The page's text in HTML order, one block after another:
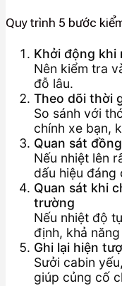
Quy trình 5 bước
Khởi động khi
Nên kiểm tra
đỗ lâu.
Theo dõi thời
So sánh với
chính xe bạn,
Quan sát
Nếu nhiệt lên
dấu hiệu đáng
Quan sát khi
trường
Nếu nhiệt độ
định, khả
Ghi lại hiện
Sưởi cabin
giúp củng cố